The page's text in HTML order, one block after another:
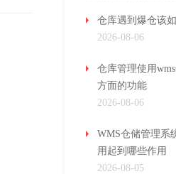
仓库遇到爆仓该
2026-08-06
仓库管理使用
方面的功能
2026-08-06
WMS仓储管理系
用起到哪些作用
2026-08-05